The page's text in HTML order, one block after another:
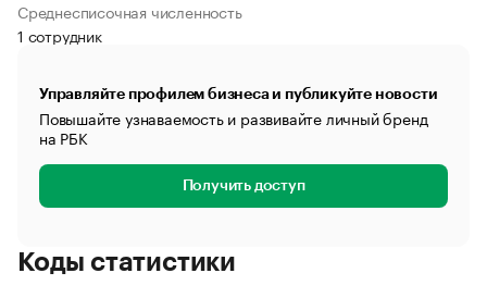
Среднесписочная численность
1 сотрудник
Управляйте профилем бизнеса и публикуйте новости
Повышайте узнаваемость и развивайте личный бренд
на РБК
Получить доступ
Коды статистики